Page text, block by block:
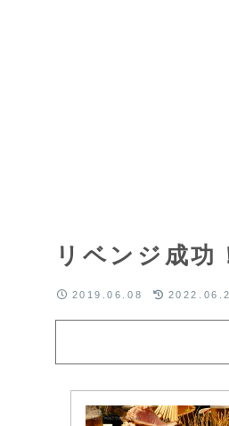
リベンジ成功
2019.06.08